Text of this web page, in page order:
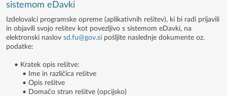
sistemom eDavki
Izdelovalci programske opreme (aplikativnih rešitev), ki bi radi prijavili
in objavili svojo rešitev kot povezljivo s sistemom eDavki, na
elektronski naslov sd.fu@gov.si pošljite naslednje dokumente oz.
podatke:
• Kratek opis rešitve:
• Ime in različica rešitve
• Opis rešitve
• Domačo stran rešitve (opcijsko)